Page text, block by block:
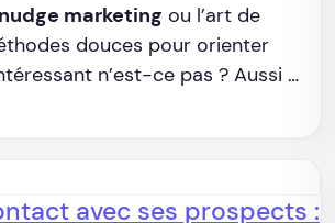
marketing ou l’art de
douces pour orienter
n’est-ce pas ? Aussi …
avec ses prospects :